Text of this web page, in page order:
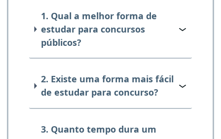
1. Qual a melhor forma de
estudar para concursos
públicos?
2. Existe uma forma mais fácil
de estudar para concurso?
3. Quanto tempo dura um